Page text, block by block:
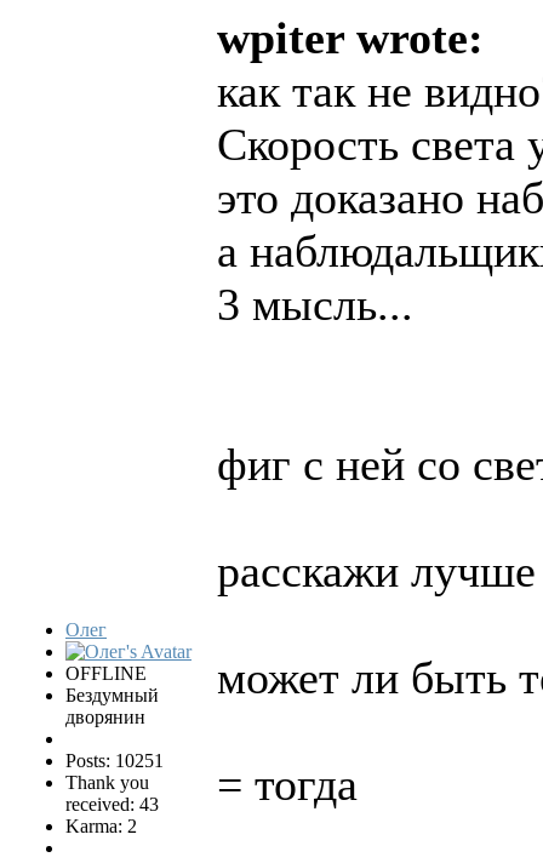
Олег
OFFLINE
Бездумный
дворянин
Posts: 10251
Thank you
received: 43
Karma: 2
wpiter wrote:
как так не
Скорость
это доказано
а
3 мысль...
фиг с ней со
расскажи лучше
может ли быть
= тогда